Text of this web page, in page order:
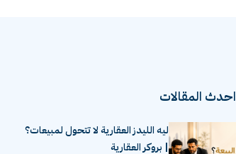
احدث المقالات
ليه الليدز العقارية لا تتحول لمبيعات؟
| بروكر العقارية